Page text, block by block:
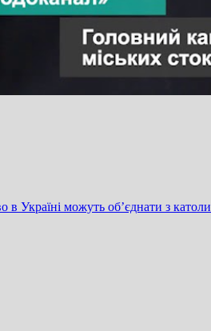
в Україні можуть об’єднати з